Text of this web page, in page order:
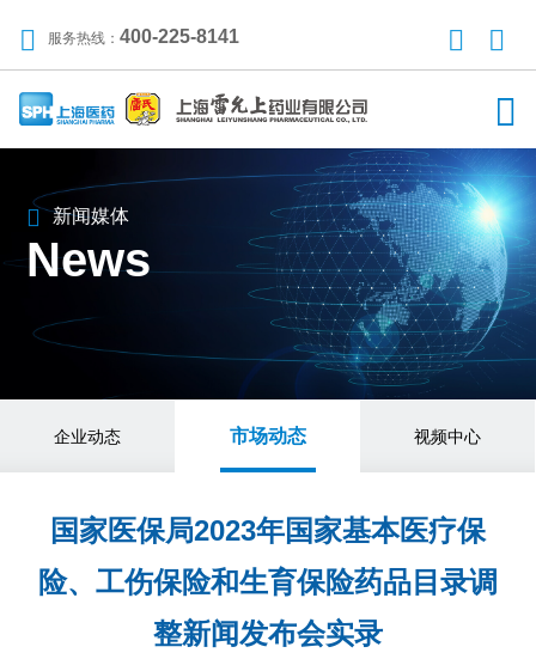
服务热线： 400-225-8141
新闻媒体
News
企业动态 市场动态 视频中心
国家医保局2023年国家基本医疗保
险、工伤保险和生育保险药品目录调
整新闻发布会实录